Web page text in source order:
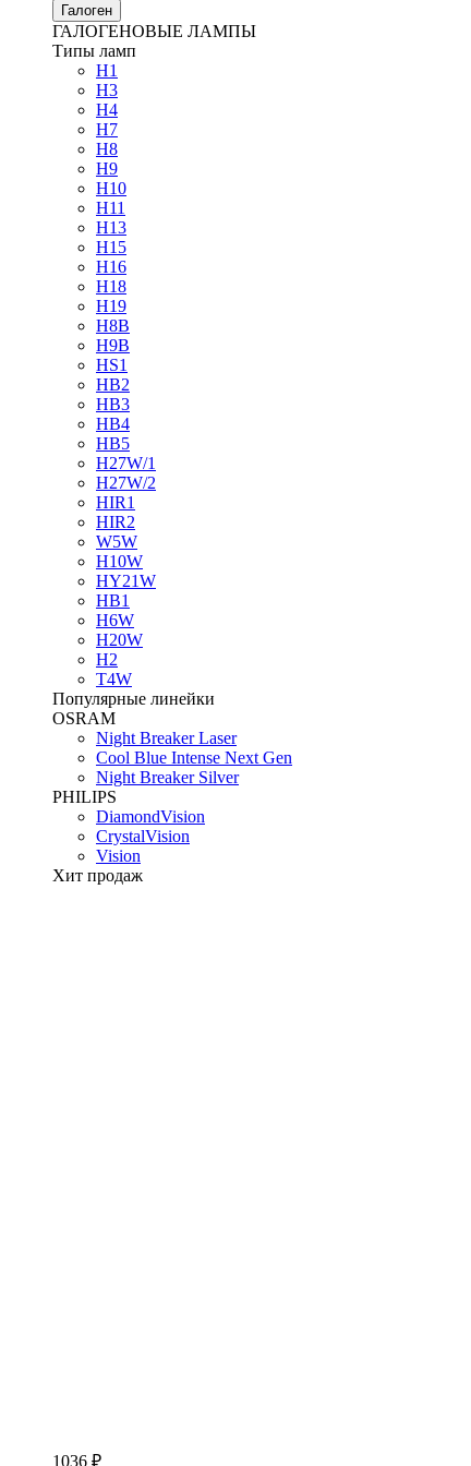
Галоген
ГАЛОГЕНОВЫЕ ЛАМПЫ
Типы ламп
H1
H3
H4
H7
H8
H9
H10
H11
H13
H15
H16
H18
H19
H8B
H9B
HS1
HB2
HB3
HB4
HB5
H27W/1
H27W/2
HIR1
HIR2
W5W
H10W
HY21W
HB1
H6W
H20W
H2
T4W
Популярные линейки
OSRAM
Night Breaker Laser
Cool Blue Intense Next Gen
Night Breaker Silver
PHILIPS
DiamondVision
CrystalVision
Vision
Хит продаж
1036 ₽